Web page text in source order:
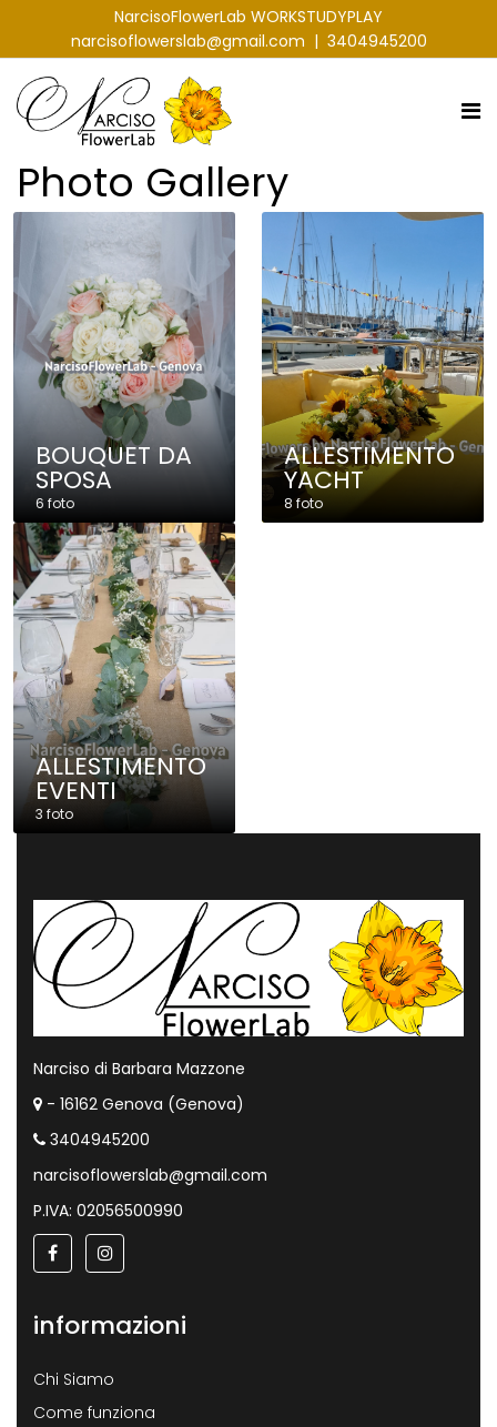
NarcisoFlowerLab WORKSTUDYPLAY
narcisoflowerslab@gmail.com | 3404945200
Photo Gallery
BOUQUET DA
SPOSA
6 foto
ALLESTIMENTO
YACHT
8 foto
ALLESTIMENTO
EVENTI
3 foto
Narciso di Barbara Mazzone
- 16162 Genova (Genova)
3404945200
narcisoflowerslab@gmail.com
P.IVA: 02056500990
informazioni
Chi Siamo
Come funziona